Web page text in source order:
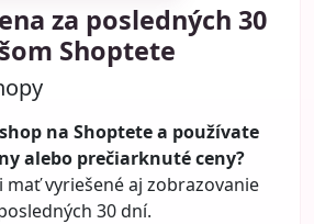
za posledných 30
Shoptete
na Shoptete a používate
alebo prečiarknuté ceny?
mať vyriešené aj zobrazovanie
30 dní.